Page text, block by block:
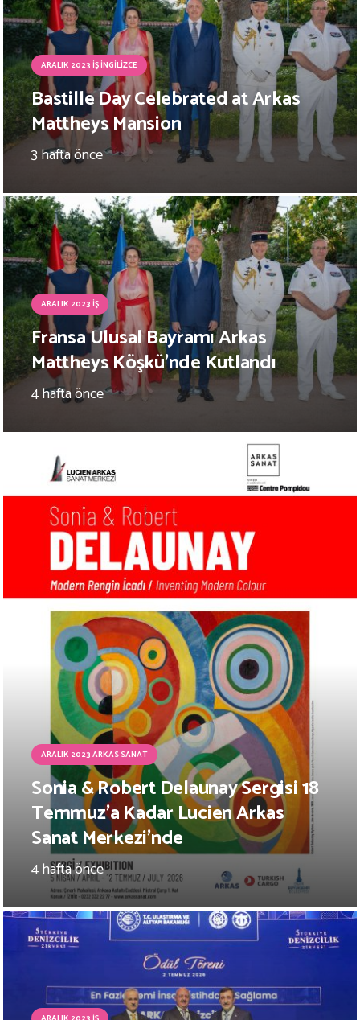
ARALIK 2023 İŞ İNGILIZCE
Bastille Day Celebrated at Arkas
Mattheys Mansion
3 hafta önce
ARALIK 2023 İŞ
Fransa Ulusal Bayramı Arkas
Mattheys Köşkü’nde Kutlandı
4 hafta önce
ARALIK 2023 ARKAS SANAT
Sonia & Robert Delaunay Sergisi 18
Temmuz’a Kadar Lucien Arkas
Sanat Merkezi’nde
4 hafta önce